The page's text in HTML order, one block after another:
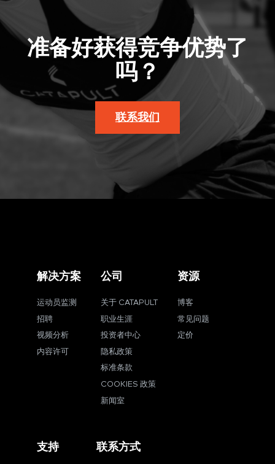
准备好获得竞争优势了
吗？
联系我们
解决方案
运动员监测
招聘
视频分析
内容许可
公司
关于 CATAPULT
职业生涯
投资者中心
隐私政策
标准条款
COOKIES 政策
新闻室
资源
博客
常见问题
定价
支持 联系方式